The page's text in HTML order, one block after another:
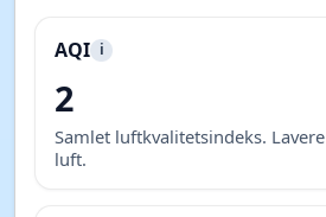
AQI i
2
Samlet luftkvalitetsindeks.
luft.